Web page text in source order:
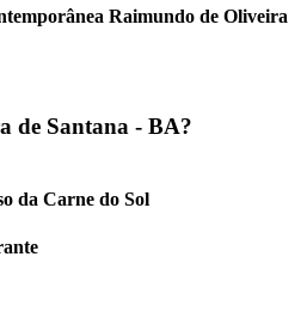
Raimundo de Oliveira
de Santana - BA?
da Carne do Sol